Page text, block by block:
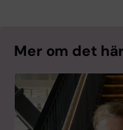
Mer om det